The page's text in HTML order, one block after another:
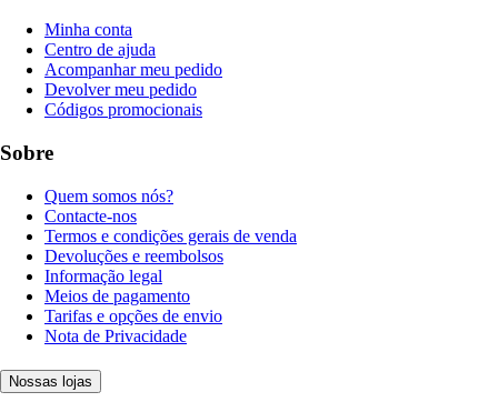
Minha conta
Centro de ajuda
Acompanhar meu pedido
Devolver meu pedido
Códigos promocionais
Sobre
Quem somos nós?
Contacte-nos
Termos e condições gerais de venda
Devoluções e reembolsos
Informação legal
Meios de pagamento
Tarifas e opções de envio
Nota de Privacidade
Nossas lojas